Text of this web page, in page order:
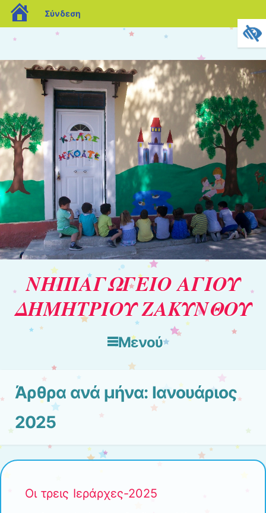
blogs.sch.gr
Σύνδεση
ΝΗΠΙΑΓΩΓΕΙΟ ΑΓΙΟΥ
ΔΗΜΗΤΡΙΟΥ ΖΑΚΥΝΘΟΥ
Μενού
Άρθρα ανά μήνα: Ιανουάριος
2025
Οι τρεις Ιεράρχες-2025